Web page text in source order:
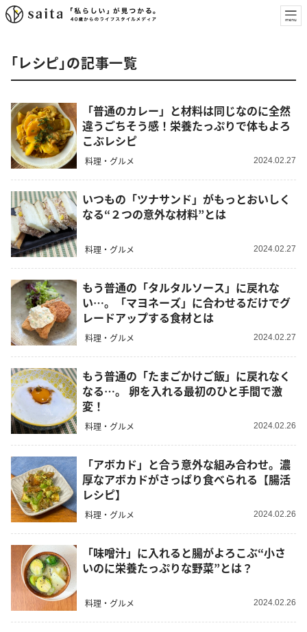
「レシピ」の記事一覧
「普通のカレー」と材料は同じなのに全然
違うごちそう感！栄養たっぷりで体もよろ
こぶレシピ
料理・グルメ 2024.02.27
いつもの「ツナサンド」がもっとおいしく
なる“２つの意外な材料”とは
料理・グルメ 2024.02.27
もう普通の「タルタルソース」に戻れな
い…。「マヨネーズ」に合わせるだけでグ
レードアップする食材とは
料理・グルメ 2024.02.27
もう普通の「たまごかけご飯」に戻れなく
なる…。 卵を入れる最初のひと手間で激
変！
料理・グルメ 2024.02.26
「アボカド」と合う意外な組み合わせ。濃
厚なアボカドがさっぱり食べられる【腸活
レシピ】
料理・グルメ 2024.02.26
「味噌汁」に入れると腸がよろこぶ“小さ
いのに栄養たっぷりな野菜”とは？
料理・グルメ 2024.02.26